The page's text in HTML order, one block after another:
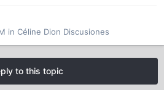
in Céline Dion Discusiones
to this topic